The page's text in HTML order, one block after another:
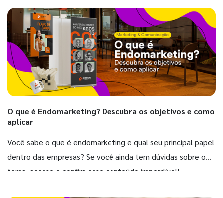
O que é Endomarketing? Descubra os objetivos e como
aplicar
Você sabe o que é endomarketing e qual seu principal papel
dentro das empresas? Se você ainda tem dúvidas sobre o
tema, acesse e confira esse conteúdo imperdível!